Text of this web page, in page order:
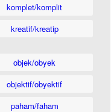
komplet/komplit
kreatif/kreatip
objek/obyek
objektif/obyektif
paham/faham